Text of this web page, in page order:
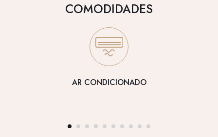
COMODIDADES
AR CONDICIONADO